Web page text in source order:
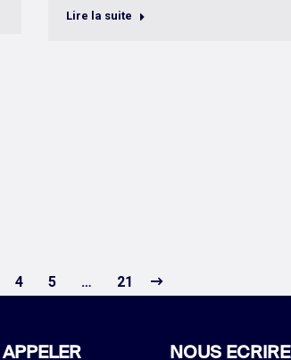
Lire la suite
4 5 … 21
NOUS ECRIRE